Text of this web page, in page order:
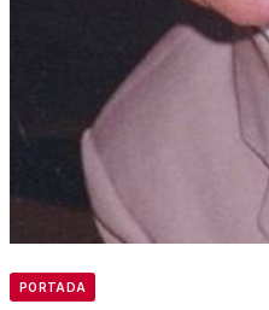
PORTADA